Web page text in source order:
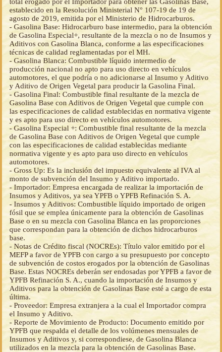
establecido en la Resolución Ministerial N° 107-19 de 19 de
agosto de 2019, emitida por el Ministerio de Hidrocarburos.
- Gasolina Base: Hidrocarburo base intermedio, para la obtención
de Gasolina Especial+, resultante de la mezcla o no de Insumos y
Aditivos con Gasolina Blanca, conforme a las especificaciones
técnicas de calidad reglamentadas por el MH.
- Gasolina Blanca: Combustible líquido intermedio de
producción nacional no apto para uso directo en vehículos
automotores, el que podría o no adicionarse al Insumo y Aditivo
y Aditivo de Origen Vegetal para producir la Gasolina Final.
- Gasolina Final: Combustible final resultante de la mezcla de
Gasolina Base con Aditivos de Origen Vegetal que cumple con
las especificaciones de calidad establecidas en normativa vigente
y es apto para uso directo en vehículos automotores.
- Gasolina Especial +: Combustible final resultante de la mezcla
de Gasolina Base con Aditivos de Origen Vegetal que cumple
con las especificaciones de calidad establecidas mediante
normativa vigente y es apto para uso directo en vehículos
automotores.
- Gross Up: Es la inclusión del impuesto equivalente al IVA al
monto de subvención del Insumo y Aditivo importado.
- Importador: Empresa encargada de realizar la importación de
Insumos y Aditivos, ya sea YPFB o YPFB Refinación S. A.
- Insumos y Aditivos: Combustible líquido importado de origen
fósil que se emplea únicamente para la obtención de Gasolinas
Base o en su mezcla con Gasolina Blanca en las proporciones
que correspondan para la obtención de dichos hidrocarburos
base.
- Notas de Crédito fiscal (NOCREs): Título valor emitido por el
MEFP a favor de YPFB con cargo a su presupuesto por concepto
de subvención de costos erogados por la obtención de Gasolinas
Base. Estas NOCREs deberán ser endosadas por YPFB a favor de
YPFB Refinación S. A., cuando la importación de Insumos y
Aditivos para la obtención de Gasolinas Base esté a cargo de esta
última.
- Proveedor: Empresa extranjera a la cual el Importador compra
el Insumo y Aditivo.
- Reporte de Movimiento de Producto: Documento emitido por
YPFB que respalda el detalle de los volúmenes mensuales de
Insumos y Aditivos y, si correspondiese, de Gasolina Blanca
utilizados en la mezcla para la obtención de Gasolinas Base.